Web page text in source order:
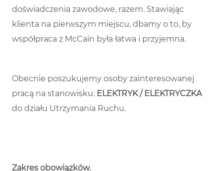
doświadczenia zawodowe, razem. Stawiając
klienta na pierwszym miejscu, dbamy o to, by
współpraca z McCain była łatwa i przyjemna.
Obecnie poszukujemy osoby zainteresowanej
pracą na stanowisku: ELEKTRYK/ ELEKTRYCZKA
do działu Utrzymania Ruchu.
Zakres obowiązków.